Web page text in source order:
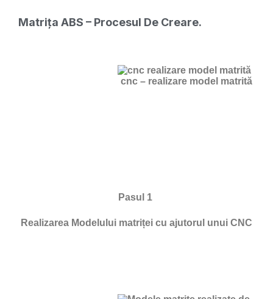
Matrița ABS – Procesul De Creare.
cnc – realizare model matrită
Pasul 1
Realizarea Modelului matriței cu ajutorul unui CNC